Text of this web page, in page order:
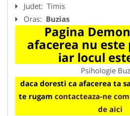
Judet: Timis
Oras: Buzias
Pagina
afacerea nu
iar locul
Psihologie
daca doresti ca afacerea ta
te rugam contacteaza-ne
de aici